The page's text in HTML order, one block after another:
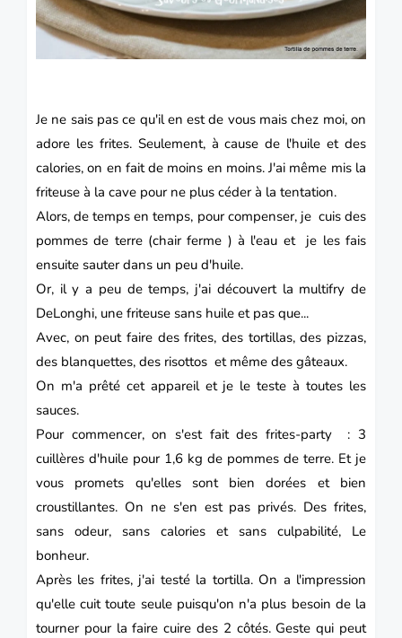
Je ne sais pas ce qu'il en est de vous mais chez moi, on
adore les frites. Seulement, à cause de l'huile et des
calories, on en fait de moins en moins. J'ai même mis la
friteuse à la cave pour ne plus céder à la tentation.
Alors, de temps en temps, pour compenser, je cuis des
pommes de terre (chair ferme ) à l'eau et je les fais
ensuite sauter dans un peu d'huile.
Or, il y a peu de temps, j'ai découvert la multifry de
DeLonghi, une friteuse sans huile et pas que...
Avec, on peut faire des frites, des tortillas, des pizzas,
des blanquettes, des risottos et même des gâteaux.
On m'a prêté cet appareil et je le teste à toutes les
sauces.
Pour commencer, on s'est fait des frites-party : 3
cuillères d'huile pour 1,6 kg de pommes de terre. Et je
vous promets qu'elles sont bien dorées et bien
croustillantes. On ne s'en est pas privés. Des frites,
sans odeur, sans calories et sans culpabilité, Le
bonheur.
Après les frites, j'ai testé la tortilla. On a l'impression
qu'elle cuit toute seule puisqu'on n'a plus besoin de la
tourner pour la faire cuire des 2 côtés. Geste qui peut